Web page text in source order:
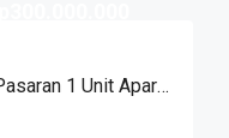
Dijual Cepat Harga Di Bawah Pasaran 1 Unit Apartemen Cicadas Jln A Yani Bandung Kota